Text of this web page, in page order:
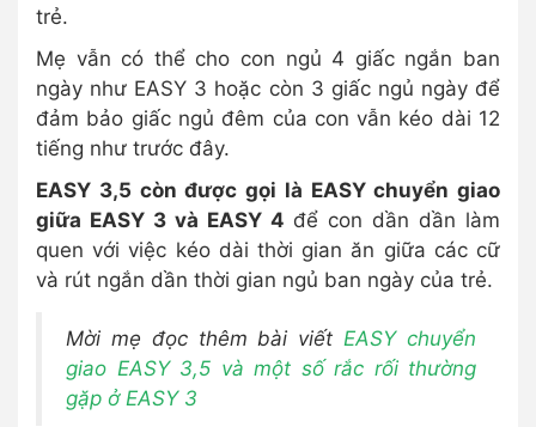
trẻ.
Mẹ vẫn có thể cho con ngủ 4 giấc ngắn ban
ngày như EASY 3 hoặc còn 3 giấc ngủ ngày để
đảm bảo giấc ngủ đêm của con vẫn kéo dài 12
tiếng như trước đây.
EASY 3,5 còn được gọi là EASY chuyển giao
giữa EASY 3 và EASY 4 để con dần dần làm
quen với việc kéo dài thời gian ăn giữa các cữ
và rút ngắn dần thời gian ngủ ban ngày của trẻ.
Mời mẹ đọc thêm bài viết EASY chuyển
giao EASY 3,5 và một số rắc rối thường
gặp ở EASY 3